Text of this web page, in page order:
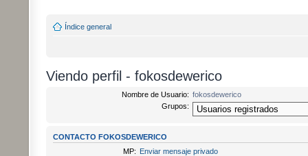
Índice general
Viendo perfil - fokosdewerico
Nombre de Usuario: fokosdewerico
Grupos:
CONTACTO FOKOSDEWERICO
MP: Enviar mensaje privado